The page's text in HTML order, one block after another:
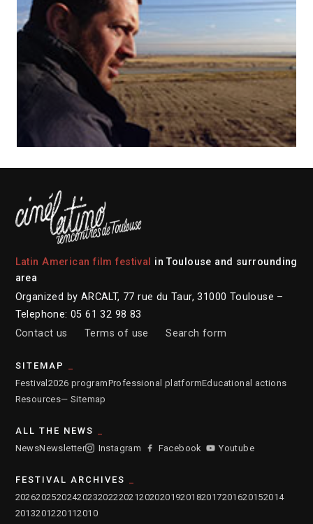
Latin American film festival
in Toulouse and surrounding
area
Organized by ARCALT, 77 rue du Taur, 31000 Toulouse –
Telephone: 05 61 32 98 83
Contact us
Terms of use Search form
SITEMAP
Festival 2026 programProfessional platformEducational actions
Resources— Sitemap
ALL THE NEWS
NewsNewsletter Instagram Facebook Youtube
FESTIVAL ARCHIVES
2026202520242023202220212020201920182017201620152014
2013201220112010